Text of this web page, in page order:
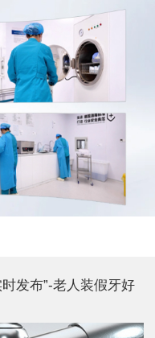
发布”-老人装假牙好